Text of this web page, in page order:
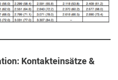
Kontakteinsätze &